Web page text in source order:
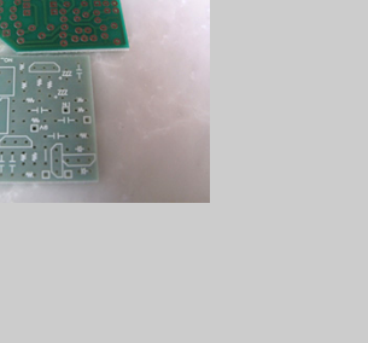
Miniプリント基板
¥1,000